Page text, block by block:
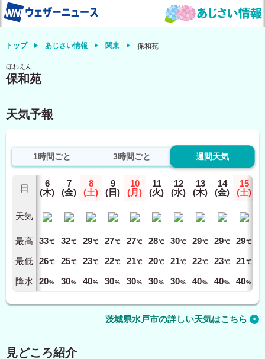
トップ あじさい情報 関東 保和苑
ほわえん
保和苑
天気予報
1時間ごと 3時間ごと 週間天気
日
天気
最高
最低
降水
6
(木)
33℃
26℃
20%
7
(金)
32℃
25℃
30%
8
(土)
29℃
23℃
40%
9
(日)
27℃
22℃
30%
10
(月)
27℃
21℃
30%
11
(火)
28℃
20℃
30%
12
(水)
30℃
21℃
30%
13
(木)
29℃
22℃
40%
14
(金)
29℃
23℃
40%
15
(土)
29℃
21℃
40%
茨城県水戸市の詳しい天気はこちら
見どころ紹介